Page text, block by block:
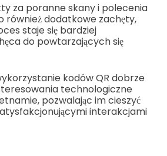
za poranne skany i polecenia
również dodatkowe zachęty,
staje się bardziej
do powtarzających się
kodów QR dobrze
technologiczne
pozwalając im cieszyć
interakcjami